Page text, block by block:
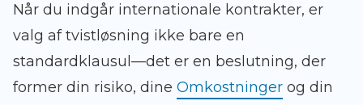
Når du indgår internationale kontrakter, er
valg af tvistløsning ikke bare en
standardklausul—det er en beslutning, der
former din risiko, dine Omkostninger og din